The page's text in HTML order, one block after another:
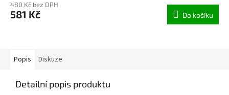
480 Kč bez DPH
581 Kč Do košíku
Popis Diskuze
Detailní popis produktu